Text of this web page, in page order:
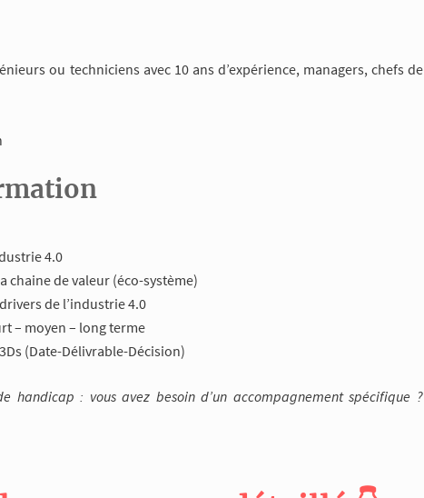
ou techniciens avec 10 ans d’expérience, managers, chefs de
4.0
chaine de valeur (éco-système)
de l’industrie 4.0
– moyen – long terme
(Date-Délivrable-Décision)
handicap : vous avez besoin d’un accompagnement spécifique ?